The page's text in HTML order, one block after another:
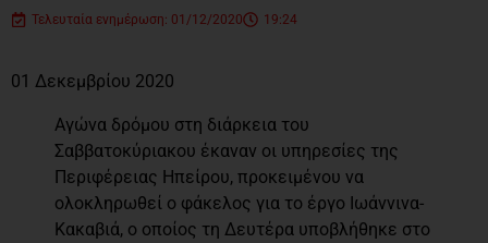
Τελευταία ενημέρωση: 01/12/2020 19:24
01 Δεκεμβρίου 2020
Αγώνα δρόμου στη διάρκεια του
Σαββατοκύριακου έκαναν οι υπηρεσίες της
Περιφέρειας Ηπείρου, προκειμένου να
ολοκληρωθεί ο φάκελος για το έργο Ιωάννινα-
Κακαβιά, ο οποίος τη Δευτέρα υποβλήθηκε στο